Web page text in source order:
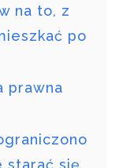
na to, z
po
prawna
starać się